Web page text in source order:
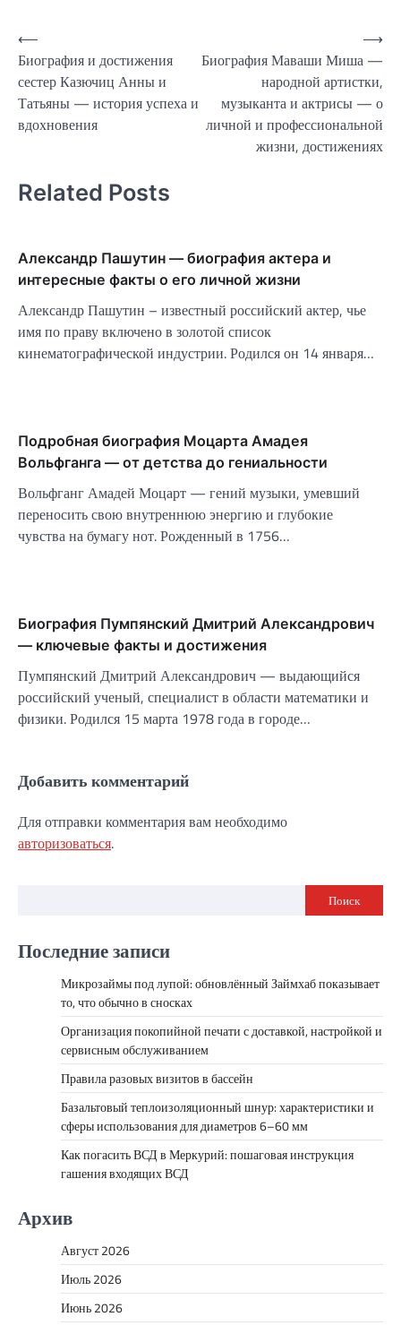
Навигация
по
записям
⟵
Биография и достижения
сестер Казючиц Анны и
Татьяны — история успеха и
вдохновения
Биография Маваши Миша —
народной артистки,
музыканта и актрисы — о
личной и профессиональной
жизни, достижениях
⟶
Related Posts
Александр Пашутин — биография актера и
интересные факты о его личной жизни
Александр Пашутин – известный российский актер, чье
имя по праву включено в золотой список
кинематографической индустрии. Родился он 14 января…
Подробная биография Моцарта Амадея
Вольфганга — от детства до гениальности
Вольфганг Амадей Моцарт — гений музыки, умевший
переносить свою внутреннюю энергию и глубокие
чувства на бумагу нот. Рожденный в 1756…
Биография Пумпянский Дмитрий Александрович
— ключевые факты и достижения
Пумпянский Дмитрий Александрович — выдающийся
российский ученый, специалист в области математики и
физики. Родился 15 марта 1978 года в городе…
Добавить комментарий
Для отправки комментария вам необходимо
авторизоваться.
Поиск
Последние записи
Микрозаймы под лупой: обновлённый Займхаб показывает
то, что обычно в сносках
Организация покопийной печати с доставкой, настройкой и
сервисным обслуживанием
Правила разовых визитов в бассейн
Базальтовый теплоизоляционный шнур: характеристики и
сферы использования для диаметров 6–60 мм
Как погасить ВСД в Меркурий: пошаговая инструкция
гашения входящих ВСД
Архив
Август 2026
Июль 2026
Июнь 2026